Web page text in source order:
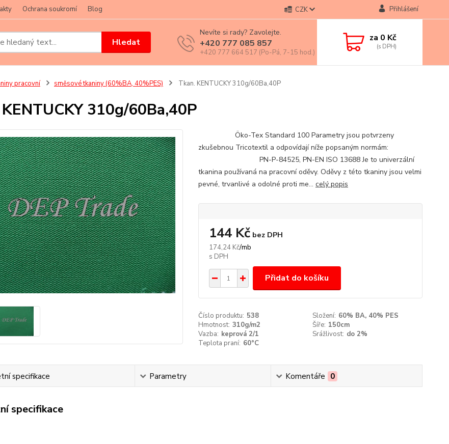
Ochrana soukromí Blog CZK Přihlášení
Hledat
Nevíte si rady? Zavolejte.
+420 777 085 857
+420 777 664 517 (Po-Pá, 7-15 hod.)
za 0 Kč
pracovní směsové tkaniny (60%BA, 40%PES) Tkan. KENTUCKY 310g/60Ba,40P
310g/60Ba,40P
Öko-Tex Standard 100 Parametry jsou potvrzeny
zkušebnou Tricotextil a odpovídají níže popsaným normám:
PN-P-84525, PN-EN ISO 13688 Je to univerzální
tkanina používaná na pracovní oděvy. Oděvy z této tkaniny jsou velmi
pevné, trvanlivé a odolné proti me... celý popis
174,24 Kč/mb
144 Kč bez DPH
Přidat do košíku
Číslo produktu: 538 Složení: 60% BA, 40% PES
Hmotnost: 310g/m2 Šíře: 150cm
Vazba: keprová 2/1 Srážlivost: do 2%
Teplota praní: 60°C
specifikace Parametry Komentáře 0
specifikace